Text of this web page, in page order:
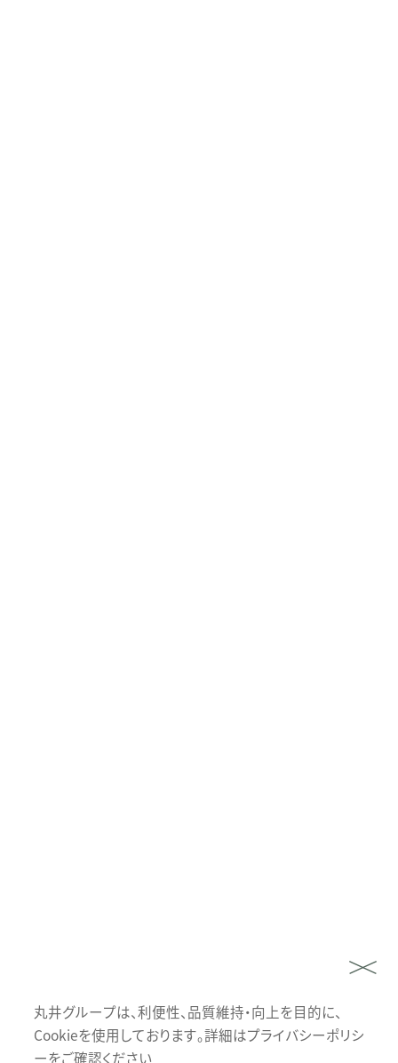
丸井グループは、利便性、品質維持・向上を目的に、
Cookieを使用しております。詳細はプライバシーポリシ
ーをご確認ください